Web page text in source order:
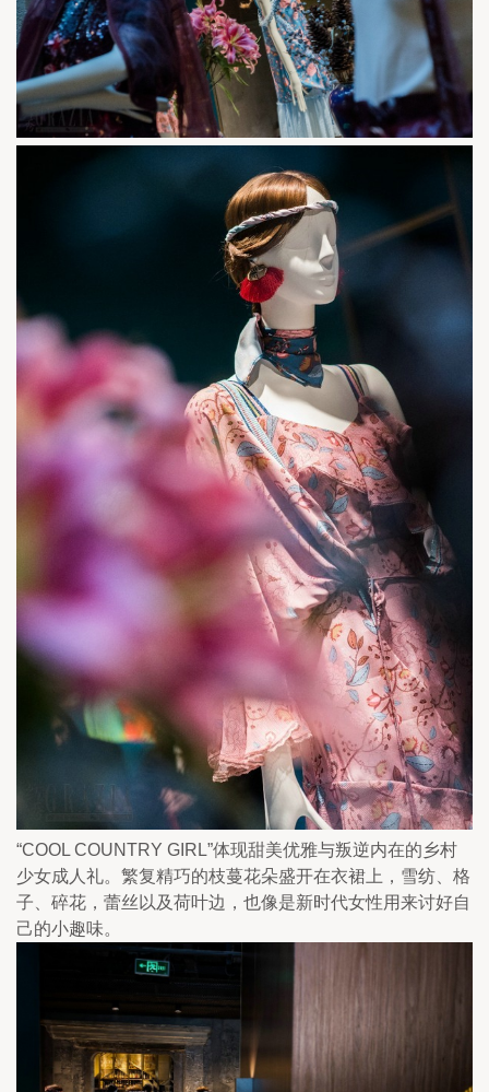
“COOL COUNTRY GIRL”体现甜美优雅与叛逆内在的乡村
少女成人礼。繁复精巧的枝蔓花朵盛开在衣裙上，雪纺、格
子、碎花，蕾丝以及荷叶边，也像是新时代女性用来讨好自
己的小趣味。